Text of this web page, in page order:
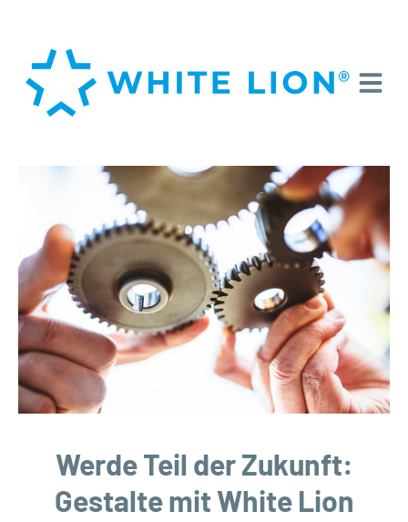
Werde Teil der Zukunft:
Gestalte mit White Lion